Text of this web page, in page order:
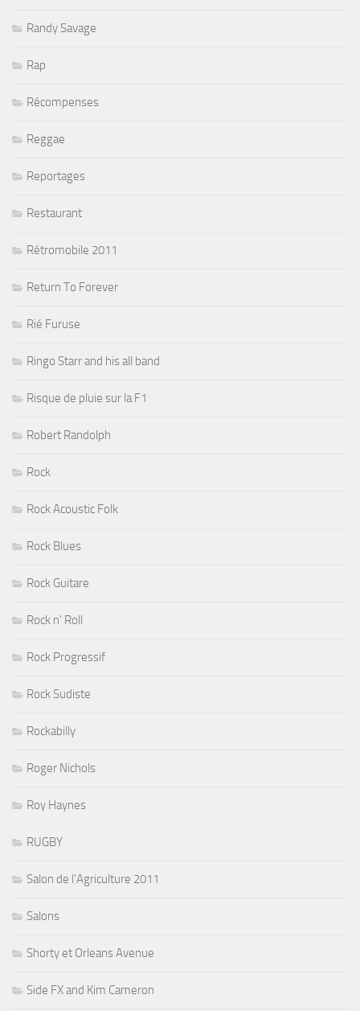
Randy Savage
Rap
Récompenses
Reggae
Reportages
Restaurant
Rétromobile 2011
Return To Forever
Rié Furuse
Ringo Starr and his all band
Risque de pluie sur la F1
Robert Randolph
Rock
Rock Acoustic Folk
Rock Blues
Rock Guitare
Rock n' Roll
Rock Progressif
Rock Sudiste
Rockabilly
Roger Nichols
Roy Haynes
RUGBY
Salon de l'Agriculture 2011
Salons
Shorty et Orleans Avenue
Side FX and Kim Cameron